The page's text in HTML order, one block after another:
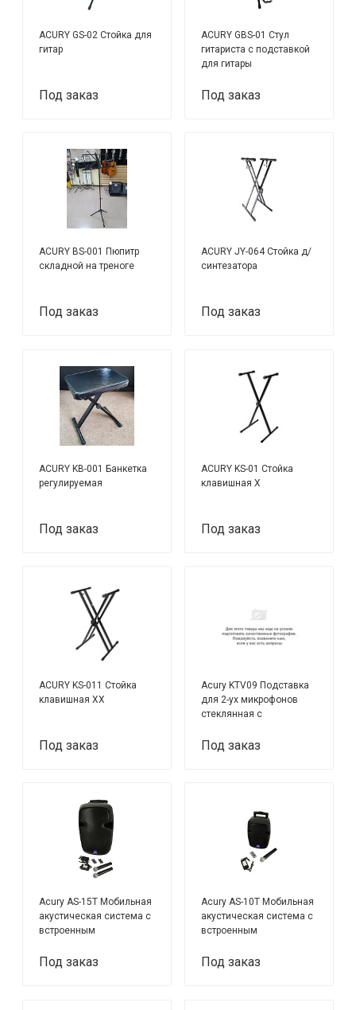
ACURY GS-02 Стойка для
гитар
Под заказ
ACURY GBS-01 Стул
гитариста с подставкой
для гитары
Под заказ
ACURY BS-001 Пюпитр
складной на треноге
Под заказ
ACURY JY-064 Стойка д/
синтезатора
Под заказ
ACURY KB-001 Банкетка
регулируемая
Под заказ
ACURY KS-01 Стойка
клавишная Х
Под заказ
ACURY KS-011 Стойка
клавишная ХХ
Под заказ
Acury KTV09 Подставка
для 2-ух микрофонов
стеклянная с
Под заказ
Acury AS-15T Мобильная
акустическая система с
встроенным
аккумулятором и 2
Под заказ
Acury AS-10T Мобильная
акустическая система с
встроенным
аккумулятором и 1
Под заказ